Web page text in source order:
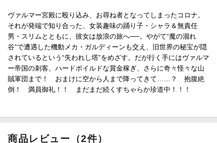
ヴァルマー宮殿に殴り込み、お尋ね者となってしまったコロナ。
それが発端で知り合った、女装趣味の踊り子・シャラ＆無責任
男・スリムとともに、彼女は放浪の旅へ──。やがて“魔の涸れ
谷”で遭遇した機動メカ・ガルディーンも交え、旧世界の秘宝が隠
されているという“失われし塔”をめざす。だが行く手にはヴァルマ
ー帝国の刺客、ハードボイルドな賞金稼ぎ、さらに奇々怪々な山
賊軍団まで！ おまけに空から人まで降ってきて……？ 抱腹絶
倒！ 満員御礼！！ まだまだ続くすちゃらか珍道中！！！
商品レビュー（2件）